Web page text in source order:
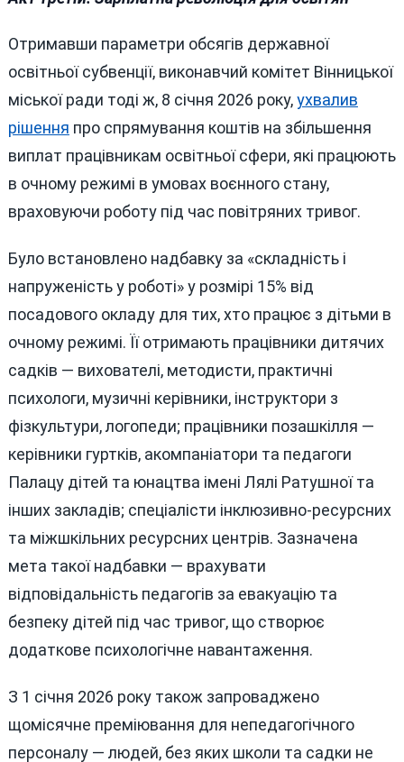
Отримавши параметри обсягів державної
освітньої субвенції, виконавчий комітет Вінницької
міської ради тоді ж, 8 січня 2026 року,ухвалив
рішення про спрямування коштів на збільшення
виплат працівникам освітньої сфери, які працюють
в очному режимі в умовах воєнного стану,
враховуючи роботу під час повітряних тривог.
Було встановлено надбавку за «складність і
напруженість у роботі» у розмірі 15% від
посадового окладу для тих, хто працює з дітьми в
очному режимі. Її отримають працівники дитячих
садків — вихователі, методисти, практичні
психологи, музичні керівники, інструктори з
фізкультури, логопеди; працівники позашкілля —
керівники гуртків, акомпаніатори та педагоги
Палацу дітей та юнацтва імені Лялі Ратушної та
інших закладів; спеціалісти інклюзивно-ресурсних
та міжшкільних ресурсних центрів. Зазначена
мета такої надбавки — врахувати
відповідальність педагогів за евакуацію та
безпеку дітей під час тривог, що створює
додаткове психологічне навантаження.
З 1 січня 2026 року також запроваджено
щомісячне преміювання для непедагогічного
персоналу — людей, без яких школи та садки не